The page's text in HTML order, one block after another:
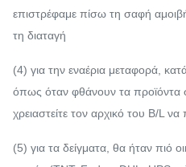
επιστρέφαμε πίσω τη σαφή
τη διαταγή
(4) για την εναέρια μεταφορά,
όπως όταν φθάνουν τα προϊόντα
χρειαστείτε τον αρχικό του B/L
(5) για τα δείγματα, θα ήταν πιό